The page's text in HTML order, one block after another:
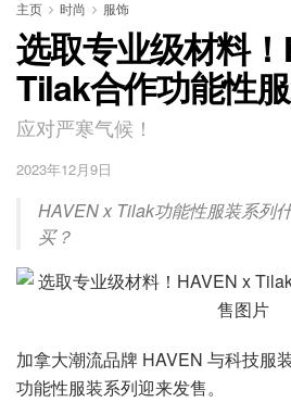
主页 时尚 服饰
选取专业级材料
Tilak合作功能性
应对严寒气候！
2023年12月9日
HAVEN x Tilak功能性服装系列
买？
加拿大潮流品牌 HAVEN 与科技服
功能性服装系列迎来发售。